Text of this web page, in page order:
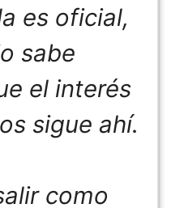
es oficial,
sabe
el interés
sigue ahí.
como